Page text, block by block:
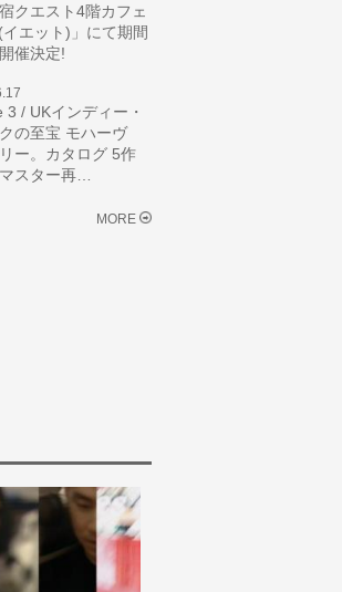
クエスト4階カフェ
イエット)」にて期間
催決定!
3 / UKインディー・
の至宝 モハーヴ
ー。カタログ 5作
スター再…
MORE